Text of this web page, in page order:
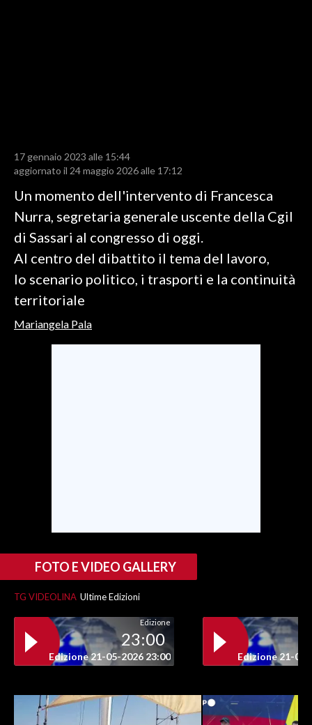
CALCIO REGIONALE
BASKET
VOLLEY
MOTORI
TENNIS
ALTRI SPORT
CULTURA
SPETTACOLI
#CARAUNIONE
INSULARITÀ
INFO AZIENDE
ANNUNCI
NECROLOGI
17 gennaio 2023 alle 15:44
aggiornato il 24 maggio 2026 alle 17:12
Un momento dell'intervento di Francesca
Nurra, segretaria generale uscente della Cgil
di Sassari al congresso di oggi.
Al centro del dibattito il tema del lavoro,
lo scenario politico, i trasporti e la continuità
territoriale
Mariangela Pala
FOTO E VIDEO GALLERY
TG VIDEOLINA Ultime Edizioni
Edizione
23:00
Edizione 21-05-2026 23:00 Edizione 21-05-